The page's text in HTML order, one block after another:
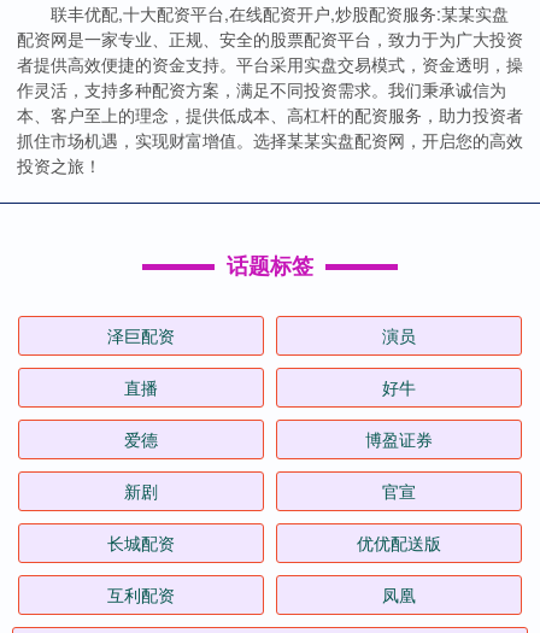
联丰优配,十大配资平台,在线配资开户,炒股配资服务:某某实盘
配资网是一家专业、正规、安全的股票配资平台，致力于为广大投资
者提供高效便捷的资金支持。平台采用实盘交易模式，资金透明，操
作灵活，支持多种配资方案，满足不同投资需求。我们秉承诚信为
本、客户至上的理念，提供低成本、高杠杆的配资服务，助力投资者
抓住市场机遇，实现财富增值。选择某某实盘配资网，开启您的高效
投资之旅！
话题标签
泽巨配资 演员
直播 好牛
爱德 博盈证券
新剧 官宣
长城配资 优优配送版
互利配资 凤凰